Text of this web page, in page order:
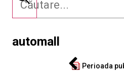
automall
Perioada